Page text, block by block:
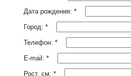
Дата рождения: *
Город: *
Телефон: *
E-mail: *
Рост, см: *